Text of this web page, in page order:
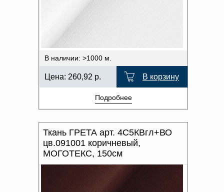
персональными данными
Письмо руководителю
Новости | СтатьиВ наличии: >1000 м.
Цена: 260,92 р. В корзину
Подробнее
Ткань ГРЕТА арт. 4С5КВгл+ВО
цв.091001 коричневый,
МОГОТЕКС, 150см
в
корзину